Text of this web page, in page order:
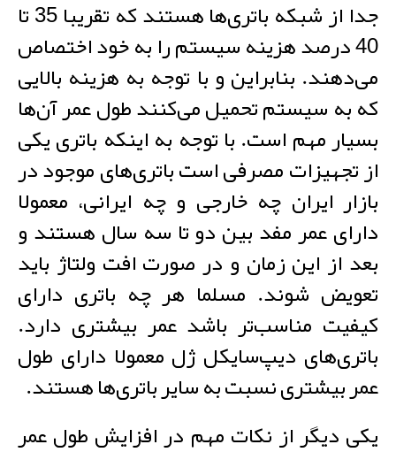
جدا از شبکه باتری‌ها هستند که تقریبا 35 تا
40 درصد هزینه سیستم را به خود اختصاص
می‌دهند. بنابراین و با توجه به هزینه بالایی
که به سیستم تحمیل می‌کنند طول عمر آن‌ها
بسیار مهم است. با توجه به اینکه باتری یکی
از تجهیزات مصرفی است باتری‌های موجود در
بازار ایران چه خارجی و چه ایرانی، معمولا
دارای عمر مفد بین دو تا سه سال هستند و
بعد از این زمان و در صورت افت ولتاژ باید
تعویض شوند. مسلما هر چه باتری دارای
کیفیت مناسب‌تر باشد عمر بیشتری دارد.
باتری‌های دیپ‌سایکل ژل معمولا دارای طول
عمر بیشتری نسبت به سایر باتری‌‌ها هستند.
یکی دیگر از نکات مهم در افزایش طول عمر